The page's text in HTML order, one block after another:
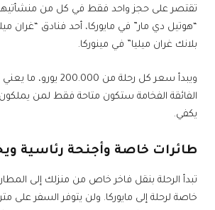
تقتصر على حجز واحد فقط في كل من
“هوتيل دي مار” في مايوركا، أحد فنادق “غران
بلانك غران ميليا” في مينوركا.
ويبدأ سعر كل رحلة من
الفائقة الفخامة ستكون متاحة فقط لمن
يكفي.
طائرات خاصة وأجنحة رئاسية
تبدأ الرحلة بنقل فاخر خاص من منزلك إلى
خاصة لرحلة إلى مايوركا. ولن يتوفر السفر على